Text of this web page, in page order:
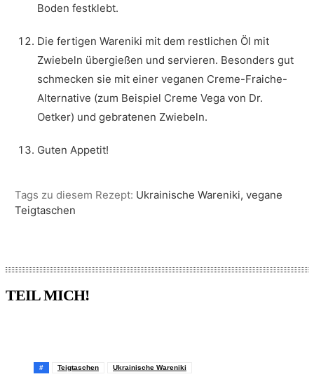
Boden festklebt.
Die fertigen Wareniki mit dem restlichen Öl mit
Zwiebeln übergießen und servieren. Besonders gut
schmecken sie mit einer veganen Creme-Fraiche-
Alternative (zum Beispiel Creme Vega von Dr.
Oetker) und gebratenen Zwiebeln.
Guten Appetit!
Tags zu diesem Rezept: Ukrainische Wareniki, vegane
Teigtaschen
TEIL MICH!
# Teigtaschen Ukrainische Wareniki